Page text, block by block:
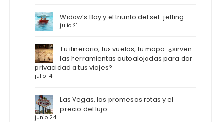
Widow’s Bay y el triunfo del set-jetting
julio 21
Tu itinerario, tus vuelos, tu mapa: ¿sirven
las herramientas autoalojadas para dar
privacidad a tus viajes?
julio 14
Las Vegas, las promesas rotas y el
precio del lujo
junio 24